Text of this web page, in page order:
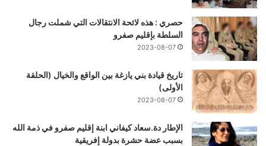
حصري : هذه لائحة الانتقالات التي شملت رجال
السلطة بإقليم صفرو
2023-08-07
تاريخ قيادة بني يازغة بين الواقع والخيال (الحلقة
الأولى)
2023-08-07
الإطار دة.سعاد كيفاني ابنة إقليم صفرو في ذمة الله
بسبب عضة حشرة بدولة إفريقية